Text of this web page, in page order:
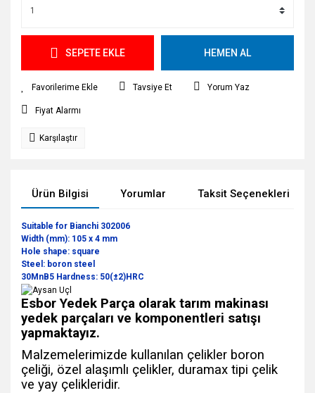
SEPETE EKLE HEMEN AL
Tavsiye Et Yorum Yaz
Fiyat Alarmı
Karşılaştır
Ürün Bilgisi Yorumlar Taksit Seçenekleri
Suitable for Bianchi 302006
Width (mm): 105 x 4 mm
Hole shape: square
Steel: boron steel
30MnB5 Hardness: 50(±2)HRC
Esbor Yedek Parça olarak tarım makinası
yedek parçaları ve komponentleri satışı
yapmaktayız.
Malzemelerimizde kullanılan çelikler boron
çeliği, özel alaşımlı çelikler, duramax tipi çelik
ve yay çelikleridir.